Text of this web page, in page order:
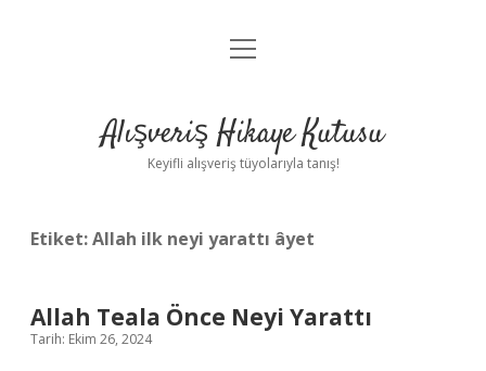
Anasayfa
Yasal Uyarı
menüyü
Alışveriş Hikaye Kutusu
Keyifli alışveriş tüyolarıyla tanış!
Etiket:Allah ilk neyi yarattı âyet
Allah Teala Önce Neyi Yarattı
Tarih: Ekim 26, 2024